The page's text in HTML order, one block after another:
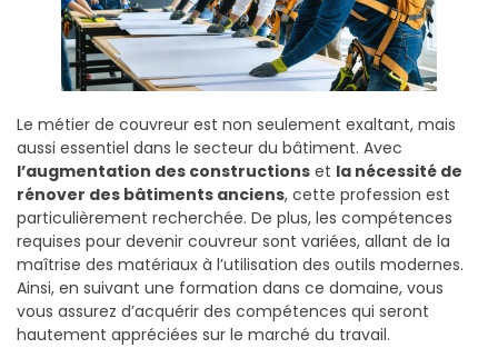
Le métier de couvreur est non seulement exaltant, mais
aussi essentiel dans le secteur du bâtiment. Avec
l’augmentation des constructions et la nécessité de
rénover des bâtiments anciens, cette profession est
particulièrement recherchée. De plus, les compétences
requises pour devenir couvreur sont variées, allant de la
maîtrise des matériaux à l’utilisation des outils modernes.
Ainsi, en suivant une formation dans ce domaine, vous
vous assurez d’acquérir des compétences qui seront
hautement appréciées sur le marché du travail.